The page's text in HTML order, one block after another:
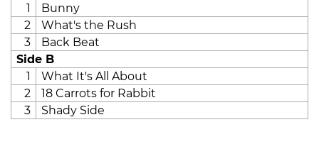
1
Bunny
2
What's the Rush
3
Back Beat
Side B
1
What It's All About
2
18 Carrots for Rabbit
3
Shady Side